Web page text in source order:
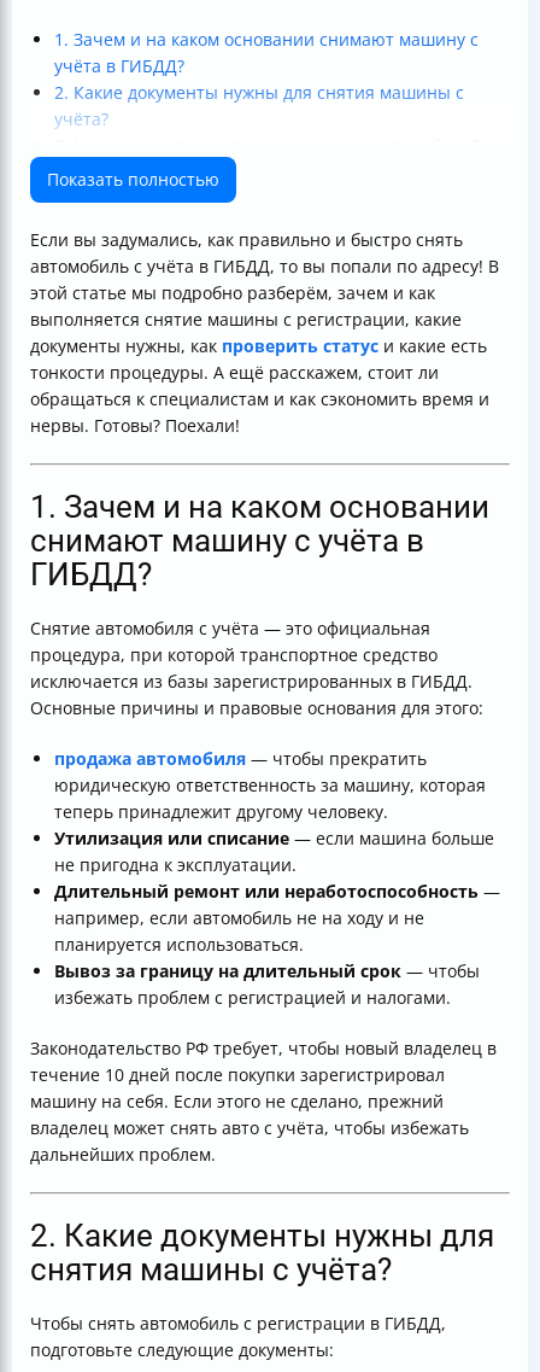
1. Зачем и на каком основании снимают машину с
учёта в ГИБДД?
2. Какие документы нужны для снятия машины с
учёта?
4. Пошаговая инструкция: как снять машину с учёта в
ГИБДД
ситуациях
6. Стоит ли обращаться к профессионалам?
7. Сколько времени и денег занимает снятие с учёта?
8. Как ускорить процесс снятия с учёта?
Итог
Показать полностью
Если вы задумались, как правильно и быстро снять
автомобиль с учёта в ГИБДД, то вы попали по адресу! В
этой статье мы подробно разберём, зачем и как
выполняется снятие машины с регистрации, какие
документы нужны, как проверить статус и какие есть
тонкости процедуры. А ещё расскажем, стоит ли
обращаться к специалистам и как сэкономить время и
нервы. Готовы? Поехали!
1. Зачем и на каком основании
снимают машину с учёта в
ГИБДД?
Снятие автомобиля с учёта — это официальная
процедура, при которой транспортное средство
исключается из базы зарегистрированных в ГИБДД.
Основные причины и правовые основания для этого:
продажа автомобиля — чтобы прекратить
юридическую ответственность за машину, которая
теперь принадлежит другому человеку.
Утилизация или списание — если машина больше
не пригодна к эксплуатации.
Длительный ремонт или неработоспособность —
например, если автомобиль не на ходу и не
планируется использоваться.
Вывоз за границу на длительный срок — чтобы
избежать проблем с регистрацией и налогами.
Законодательство РФ требует, чтобы новый владелец в
течение 10 дней после покупки зарегистрировал
машину на себя. Если этого не сделано, прежний
владелец может снять авто с учёта, чтобы избежать
дальнейших проблем.
2. Какие документы нужны для
снятия машины с учёта?
Чтобы снять автомобиль с регистрации в ГИБДД,
подготовьте следующие документы: